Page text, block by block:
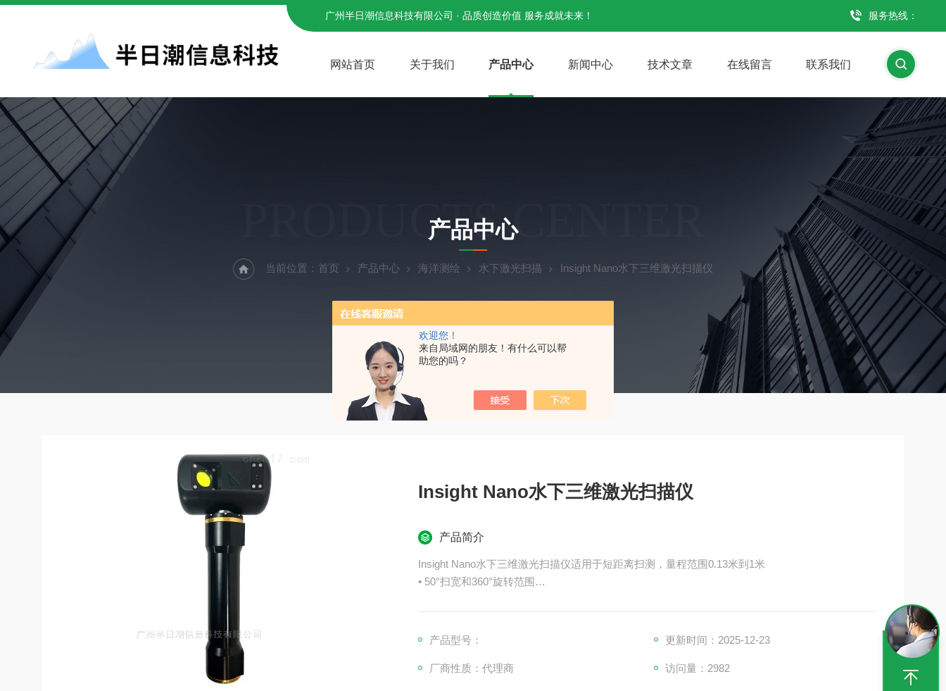
欢迎您！
来自局域网的朋友！有什么可以帮
助您的吗？
广州半日潮信息科技有限公司 · 品质创造价值 服务成就未来！ 服务热线：
网站首页 关于我们 产品中心 新闻中心 技术文章 在线留言 联系我们
PRODUCTS CENTER
产品中心
当前位置： 首页 产品中心 海洋测绘 水下激光扫描 Insight Nano水下三维激光扫描仪
Insight Nano水下三维激光扫描仪
产品简介
Insight Nano水下三维激光扫描仪适用于短距离扫测，量程范围0.13米到1米
• 50°扫宽和360°旋转范围
产品型号：
更新时间：2025-12-23
厂商性质：代理商 访问量：2982